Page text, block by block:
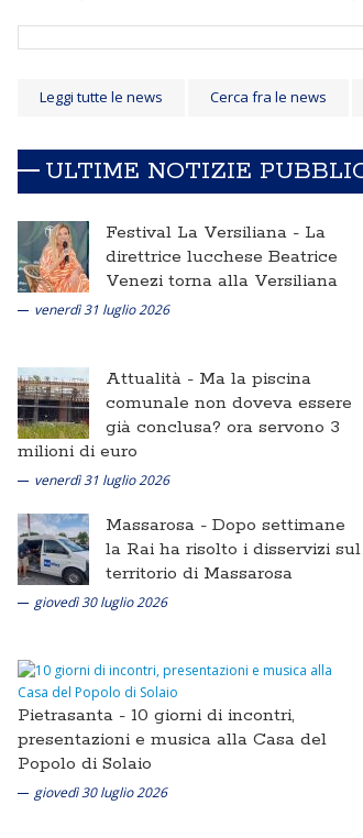
Leggi tutte le news Cerca fra le news
ULTIME NOTIZIE
Festival La Versiliana - La
direttrice lucchese Beatrice
Venezi torna alla Versiliana
venerdì 31 luglio 2026
Attualità - Ma la piscina
comunale non doveva essere
già conclusa? ora servono 3
milioni di euro
venerdì 31 luglio 2026
Massarosa - Dopo settimane
la Rai ha risolto i disservizi sul
territorio di Massarosa
giovedì 30 luglio 2026
Pietrasanta - 10 giorni di incontri,
presentazioni e musica alla Casa del
Popolo di Solaio
giovedì 30 luglio 2026